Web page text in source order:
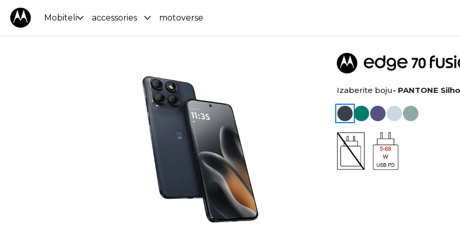
Mobiteli accessories motoverse
Izaberite boju- PANTONE